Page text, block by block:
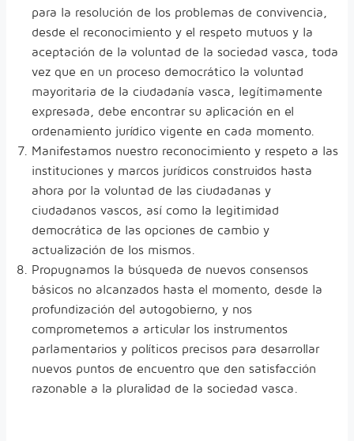
para la resolución de los problemas de convivencia,
desde el reconocimiento y el respeto mutuos y la
aceptación de la voluntad de la sociedad vasca, toda
vez que en un proceso democrático la voluntad
mayoritaria de la ciudadanía vasca, legítimamente
expresada, debe encontrar su aplicación en el
ordenamiento jurídico vigente en cada momento.
Manifestamos nuestro reconocimiento y respeto a las
instituciones y marcos jurídicos construidos hasta
ahora por la voluntad de las ciudadanas y
ciudadanos vascos, así como la legitimidad
democrática de las opciones de cambio y
actualización de los mismos.
Propugnamos la búsqueda de nuevos consensos
básicos no alcanzados hasta el momento, desde la
profundización del autogobierno, y nos
comprometemos a articular los instrumentos
parlamentarios y políticos precisos para desarrollar
nuevos puntos de encuentro que den satisfacción
razonable a la pluralidad de la sociedad vasca.